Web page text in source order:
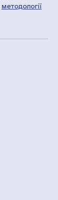
методології